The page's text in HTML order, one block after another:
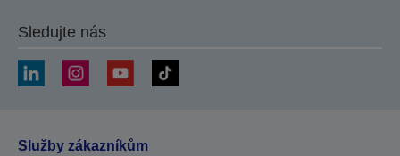
Sledujte nás
Služby zákazníkům